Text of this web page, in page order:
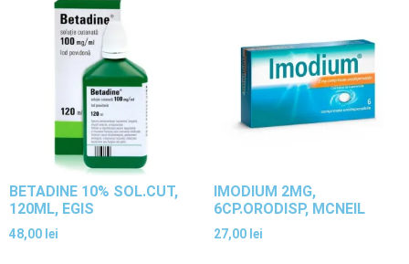
BETADINE 10% SOL.CUT,
120ML, EGIS
48,00 lei
IMODIUM 2MG,
6CP.ORODISP, MCNEIL
27,00 lei